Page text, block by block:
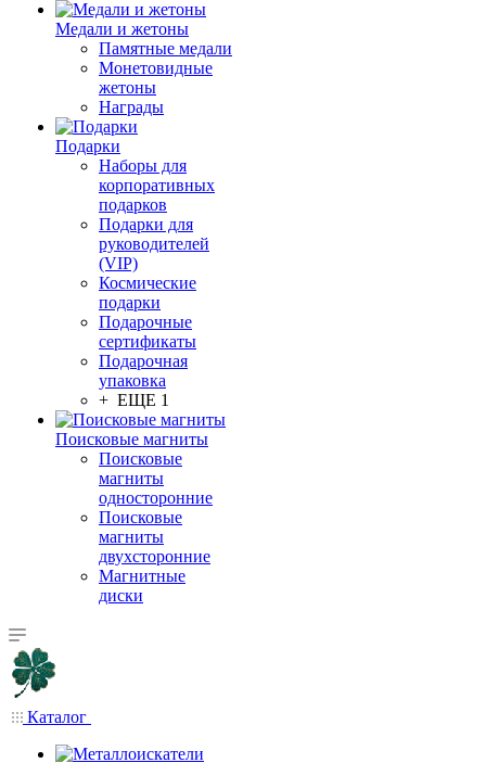
Медали и жетоны
Памятные медали
Монетовидные
жетоны
Награды
Подарки
Наборы для
корпоративных
подарков
Подарки для
руководителей
(VIP)
Космические
подарки
Подарочные
сертификаты
Подарочная
упаковка
+ ЕЩЕ 1
Поисковые магниты
Поисковые
магниты
односторонние
Поисковые
магниты
двухсторонние
Магнитные
диски
Каталог